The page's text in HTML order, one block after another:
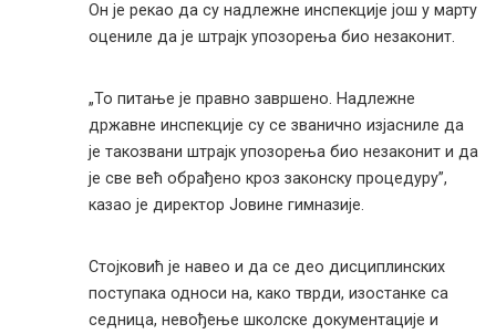
Он је рекао да су надлежне инспекције још у марту
оцениле да је штрајк упозорења био незаконит.
„То питање је правно завршено. Надлежне
државне инспекције су се званично изјасниле да
је такозвани штрајк упозорења био незаконит и да
је све већ обрађено кроз законску процедуру”,
казао је директор Јовине гимназије.
Стојковић је навео и да се део дисциплинских
поступака односи на, како тврди, изостанке са
седница, невођење школске документације и